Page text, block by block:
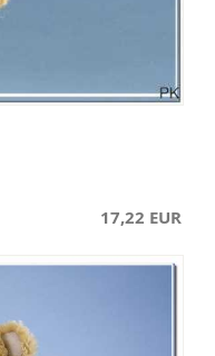
17,22 EUR